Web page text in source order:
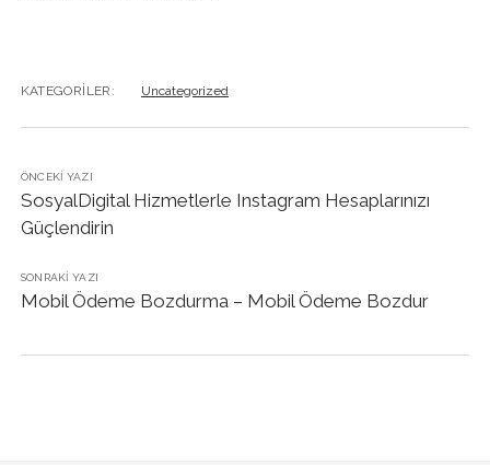
KATEGORILER: Uncategorized
ÖNCEKI YAZI
SosyalDigital Hizmetlerle Instagram Hesaplarınızı
Güçlendirin
SONRAKI YAZI
Mobil Ödeme Bozdurma – Mobil Ödeme Bozdur